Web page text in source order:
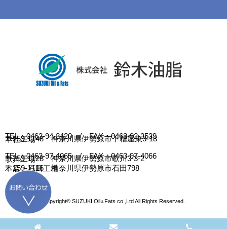
本社工場
〒259-1148 神奈川県伊勢原市下糟屋東3-18
TEL：0463-94-3420 / FAX：0463-92-3539
歌川工場
〒259-1128 神奈川県伊勢原市歌川3-3-2
TEL：0463-97-4065 / FAX：0463-97-4066
本店・石田工場
〒259-1116 神奈川県伊勢原市石田798
Copyright© SUZUKI Oil＆Fats co.,Ltd All Rights Reserved.